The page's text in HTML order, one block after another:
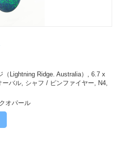
（Lightning Ridge. Australia）, 6.7 x
ーバル, シャフ / ピンファイヤー, N4,
オパール